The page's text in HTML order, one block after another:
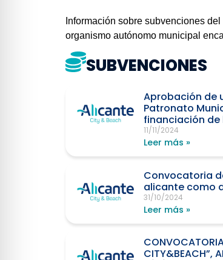
Información sobre subvenciones
organismo autónomo municipal
SUBVENCIONES
Aprobación de
Patronato
financiación de
11/11/2024
Leer más »
Convocatoria
alicante como
31/10/2024
Leer más »
CONVOCATORIA
CITY&BEACH”,